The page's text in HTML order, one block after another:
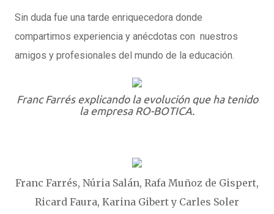
Sin duda fue una tarde enriquecedora donde
compartimos experiencia y anécdotas con nuestros
amigos y profesionales del mundo de la educación.
Franc Farrés explicando la evolución que ha tenido
la empresa RO-BOTICA.
Franc Farrés, Núria Salán, Rafa Muñoz de Gispert,
Ricard Faura, Karina Gibert y Carles Soler